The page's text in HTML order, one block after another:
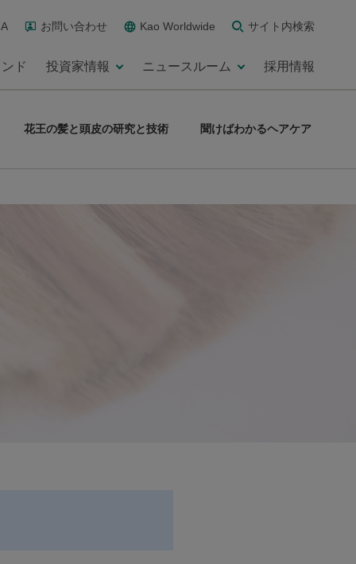
お問い合わせ Kao Worldwide サイト内検索
ド 投資家情報 ニュースルーム 採用情報
花王の髪と頭皮の研究と技術 聞けばわかるヘアケア